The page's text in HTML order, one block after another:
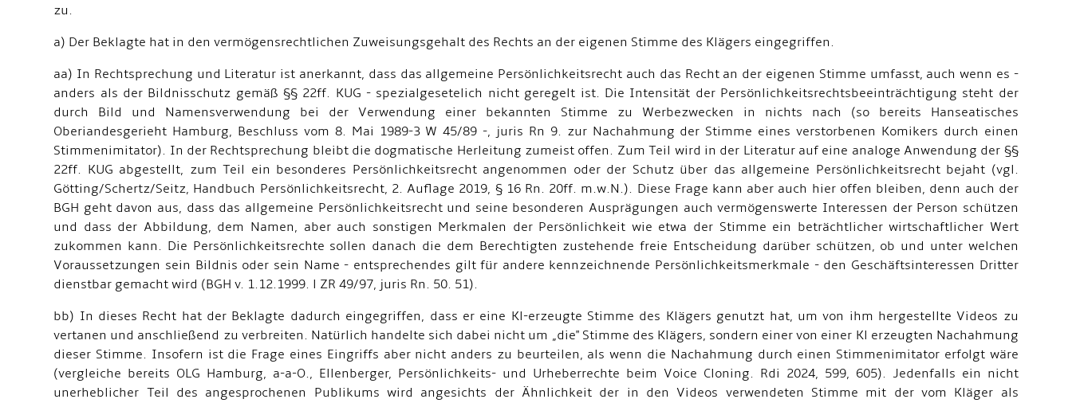
zu.
a) Der Beklagte hat in den vermögensrechtlichen Zuweisungsgehalt des Rechts an der eigenen Stimme des Klägers eingegriffen.
aa) In Rechtsprechung und Literatur ist anerkannt, dass das allgemeine Persönlichkeitsrecht auch das Recht an der eigenen Stimme umfasst, auch wenn es -
anders als der Bildnisschutz gemäß §§ 22ff. KUG - spezialgesetelich nicht geregelt ist. Die Intensität der Persönlichkeitsrechtsbeeinträchtigung steht der
durch Bild und Namensverwendung bei der Verwendung einer bekannten Stimme zu Werbezwecken in nichts nach (so bereits Hanseatisches
Oberiandesgerieht Hamburg, Beschluss vom 8. Mai 1989-3 W 45/89 -, juris Rn 9. zur Nachahmung der Stimme eines verstorbenen Komikers durch einen
Stimmenimitator). In der Rechtsprechung bleibt die dogmatische Herleitung zumeist offen. Zum Teil wird in der Literatur auf eine analoge Anwendung der §§
22ff. KUG abgestellt, zum Teil ein besonderes Persönlichkeitsrecht angenommen oder der Schutz über das allgemeine Persönlichkeitsrecht bejaht (vgl.
Götting/Schertz/Seitz, Handbuch Persönlichkeitsrecht, 2. Auflage 2019, § 16 Rn. 20ff. m.w.N.). Diese Frage kann aber auch hier offen bleiben, denn auch der
BGH geht davon aus, dass das allgemeine Persönlichkeitsrecht und seine besonderen Ausprägungen auch vermögenswerte Interessen der Person schützen
und dass der Abbildung, dem Namen, aber auch sonstigen Merkmalen der Persönlichkeit wie etwa der Stimme ein beträchtlicher wirtschaftlicher Wert
zukommen kann. Die Persönlichkeitsrechte sollen danach die dem Berechtigten zustehende freie Entscheidung darüber schützen, ob und unter welchen
Voraussetzungen sein Bildnis oder sein Name - entsprechendes gilt für andere kennzeichnende Persönlichkeitsmerkmale - den Geschäftsinteressen Dritter
dienstbar gemacht wird (BGH v. 1.12.1999. l ZR 49/97, juris Rn. 50. 51).
bb) In dieses Recht hat der Beklagte dadurch eingegriffen, dass er eine Kl-erzeugte Stimme des Klägers genutzt hat, um von ihm hergestellte Videos zu
vertanen und anschließend zu verbreiten. Natürlich handelte sich dabei nicht um „die" Stimme des Klägers, sondern einer von einer Kl erzeugten Nachahmung
dieser Stimme. Insofern ist die Frage eines Eingriffs aber nicht anders zu beurteilen, als wenn die Nachahmung durch einen Stimmenimitator erfolgt wäre
(vergleiche bereits OLG Hamburg, a-a-O., Ellenberger, Persönlichkeits- und Urheberrechte beim Voice Cloning. Rdi 2024, 599, 605). Jedenfalls ein nicht
unerheblicher Teil des angesprochenen Publikums wird angesichts der Ähnlichkeit der in den Videos verwendeten Stimme mit der vom Kläger als